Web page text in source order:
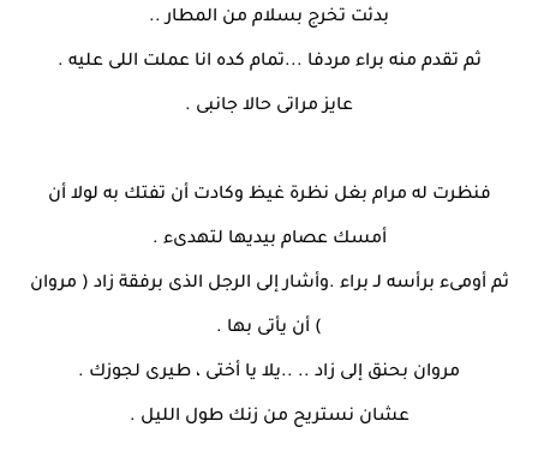
بدئت تخرج بسلام من المطار ..
ثم تقدم منه براء مردفا ...تمام كده انا عملت اللى عليه .
عايز مراتى حالا جانبى .
فنظرت له مرام بغل نظرة غيظ وكادت أن تفتك به لولا أن
أمسك عصام بيديها لتهدىء .
ثم أومىء برأسه لـ براء .وأشار إلى الرجل الذى برفقة زاد ( مروان
) أن يأتى بها .
مروان بحنق إلى زاد .. ..يلا يا أختى ، طيرى لجوزك .
عشان نستريح من زنك طول الليل .